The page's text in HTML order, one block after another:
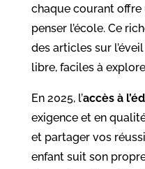
chaque courant
penser l’école. Ce
des articles sur
libre, faciles à
En 2025, l’accès à
exigence et en
et partager vos
enfant suit son